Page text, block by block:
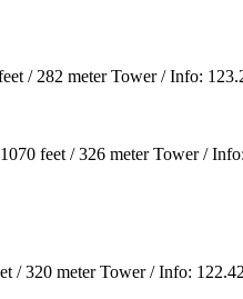
/ 282 meter Tower / Info:
feet / 326 meter Tower /
/ 320 meter Tower / Info: